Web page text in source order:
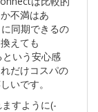
不満はあ
同期できるの
えても
いう安心感
だけコスパの
いです。
すように(-